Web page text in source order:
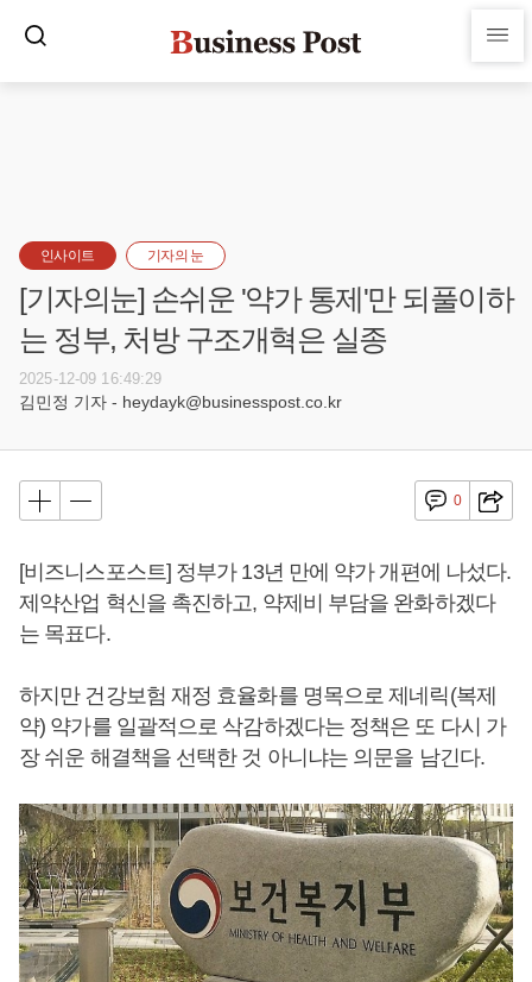
인사이트 기자의 눈
[기자의눈] 손쉬운 '약가 통제'만 되풀이하
는 정부, 처방 구조개혁은 실종
2025-12-09 16:49:29
김민정 기자 - heydayk@businesspost.co.kr
0
[비즈니스포스트] 정부가 13년 만에 약가 개편에 나섰다.
제약산업 혁신을 촉진하고, 약제비 부담을 완화하겠다
는 목표다.
하지만 건강보험 재정 효율화를 명목으로 제네릭(복제
약) 약가를 일괄적으로 삭감하겠다는 정책은 또 다시 가
장 쉬운 해결책을 선택한 것 아니냐는 의문을 남긴다.